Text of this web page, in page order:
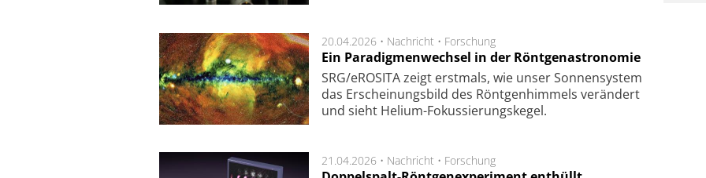
20.04.2026 • Nachricht • Forschung
Ein Paradigmenwechsel in der Röntgenastronomie
SRG/eROSITA zeigt erst­mals, wie unser Son­nen­sys­tem
das Er­schei­nungs­bild des Rönt­gen­him­mels ver­än­dert
und sieht Helium-Fokus­sie­rungs­ke­gel.
21.04.2026 • Nachricht • Forschung